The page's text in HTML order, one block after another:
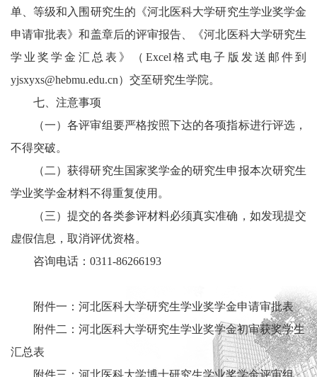
单、等级和入围研究生的《河北医科大学研究生学业奖学金
申请审批表》和盖章后的评审报告、《河北医科大学研究生
学业奖学金汇总表》（Excel格式电子版发送邮件到
yjsxyxs@hebmu.edu.cn）交至研究生学院。
七、注意事项
（一）各评审组要严格按照下达的各项指标进行评选，
不得突破。
（二）获得研究生国家奖学金的研究生申报本次研究生
学业奖学金材料不得重复使用。
（三）提交的各类参评材料必须真实准确，如发现提交
虚假信息，取消评优资格。
咨询电话：0311-86266193
附件一：河北医科大学研究生学业奖学金申请审批表
附件二：河北医科大学研究生学业奖学金初审获奖学生
汇总表
附件三：河北医科大学博士研究生学业奖学金评审组